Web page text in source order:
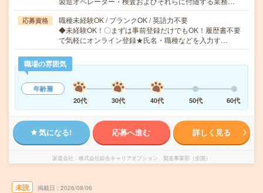
応募資格
職種未経験OK / ブランクOK / 英語力不要
◆未経験OK！〇まずは事前登録だけでもOK！履歴書不要
で気軽にオンライン登録★氏名・職種などを入力す…
職場の雰囲気
年齢層
20代
30代 40代 50代 60代
気になる! 応募へ進む 詳しく見る
派遣会社 株式会社綜合キャリアオプション 製造事業部（全国）
未読 掲載日 2026/08/06